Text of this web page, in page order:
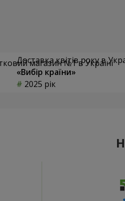
Доставка квітів року в
«Вибір країни»
2025 рік